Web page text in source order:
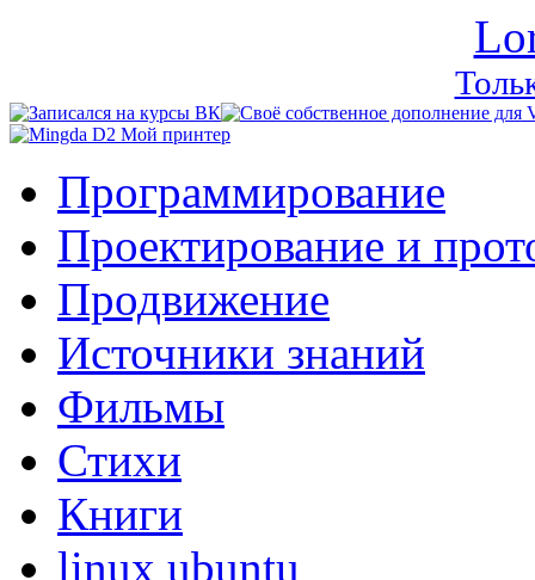
Программирование
Проектирование и
Продвижение
Источники знаний
Фильмы
Стихи
Книги
linux ubuntu